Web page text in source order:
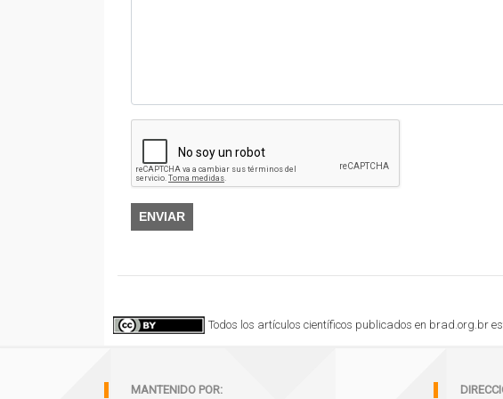
ENVIAR
Todos los artículos científicos publicados en brad.org.br
MANTENIDO POR: